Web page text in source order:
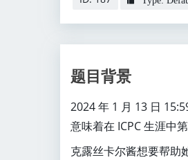
题目背景
2024 年 1 月 13 日
意味着在 ICPC 生涯中第
克露丝卡尔酱想要帮助